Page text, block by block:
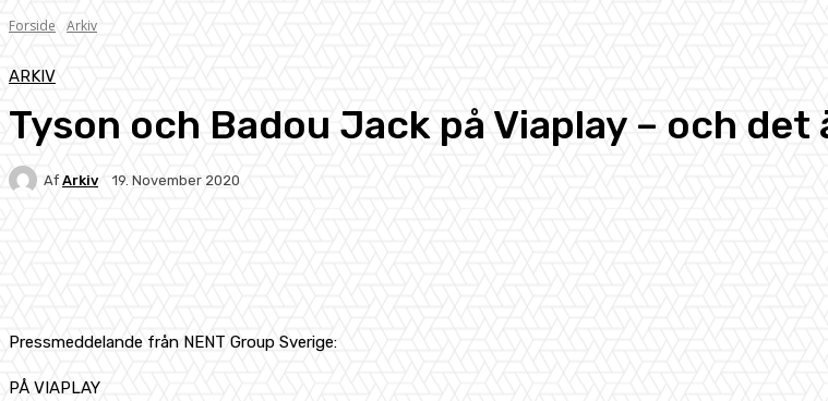
Forside Arkiv
ARKIV
Tyson och Badou Jack på Viaplay – och det
Af Arkiv 19. November 2020
Pressmeddelande från NENT Group Sverige:
PÅ VIAPLAY